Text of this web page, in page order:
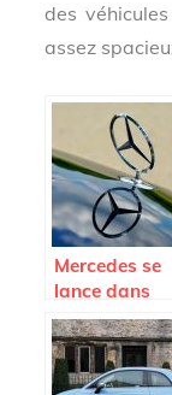
des
assez
Mercedes se
lance dans
l’électrique
le modèle
d’autres à